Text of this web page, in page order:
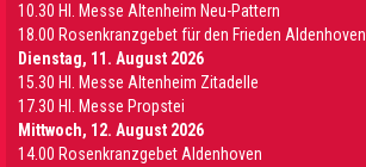
10.30 Hl. Messe Altenheim Neu-Pattern
18.00 Rosenkranzgebet für den Frieden Aldenhoven
Dienstag, 11. August 2026
15.30 Hl. Messe Altenheim Zitadelle
17.30 Hl. Messe Propstei
Mittwoch, 12. August 2026
14.00 Rosenkranzgebet Aldenhoven